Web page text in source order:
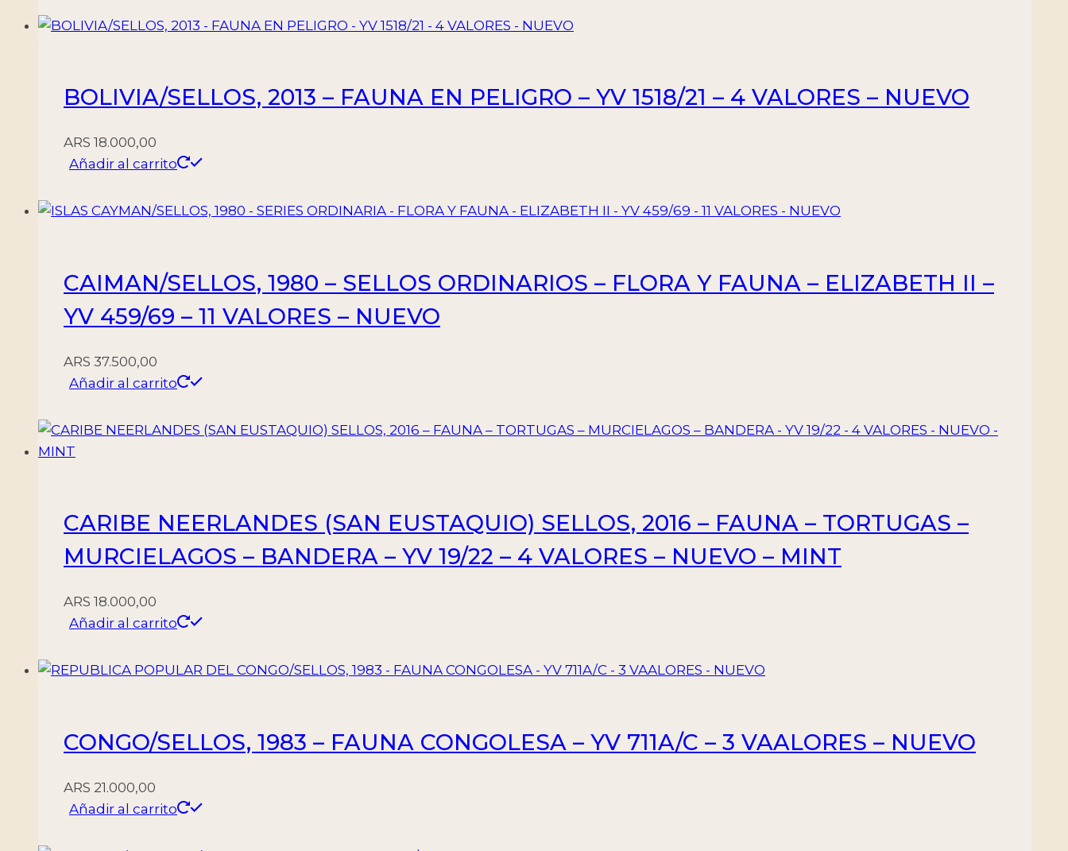
BOLIVIA/SELLOS, 2013 – FAUNA EN PELIGRO – YV 1518/21 – 4 VALORES – NUEVO
ARS 18.000,00
Añadir al carrito
CAIMAN/SELLOS, 1980 – SELLOS ORDINARIOS – FLORA Y FAUNA – ELIZABETH II –
YV 459/69 – 11 VALORES – NUEVO
ARS 37.500,00
Añadir al carrito
CARIBE NEERLANDES (SAN EUSTAQUIO) SELLOS, 2016 – FAUNA – TORTUGAS –
MURCIELAGOS – BANDERA – YV 19/22 – 4 VALORES – NUEVO – MINT
ARS 18.000,00
Añadir al carrito
CONGO/SELLOS, 1983 – FAUNA CONGOLESA – YV 711A/C – 3 VAALORES – NUEVO
ARS 21.000,00
Añadir al carrito